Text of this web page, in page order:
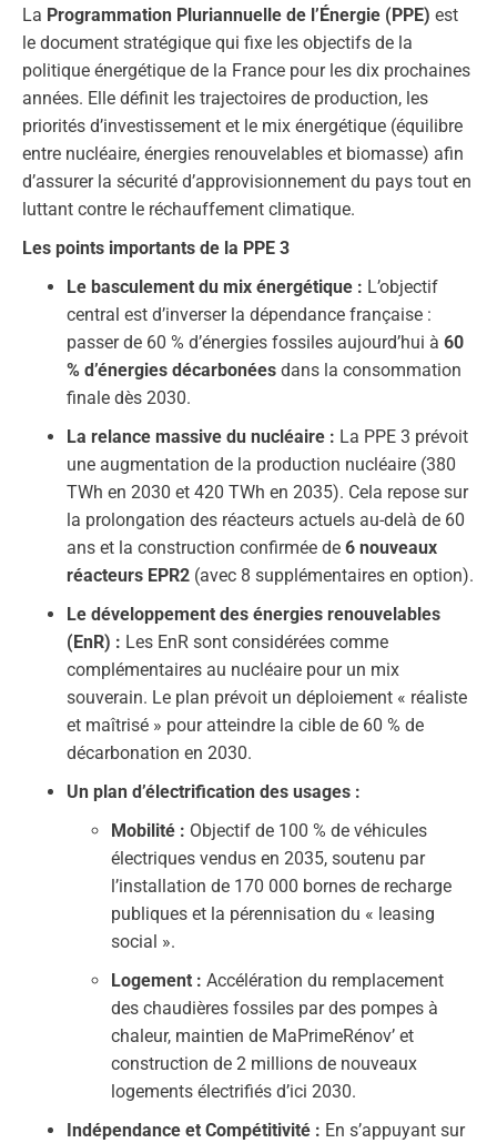
La Programmation Pluriannuelle de l’Énergie (PPE) est
le document stratégique qui fixe les objectifs de la
politique énergétique de la France pour les dix prochaines
années. Elle définit les trajectoires de production, les
priorités d’investissement et le mix énergétique (équilibre
entre nucléaire, énergies renouvelables et biomasse) afin
d’assurer la sécurité d’approvisionnement du pays tout en
luttant contre le réchauffement climatique.
Les points importants de la PPE 3
Le basculement du mix énergétique : L’objectif
central est d’inverser la dépendance française :
passer de 60 % d’énergies fossiles aujourd’hui à 60
% d’énergies décarbonées dans la consommation
finale dès 2030.
La relance massive du nucléaire : La PPE 3 prévoit
une augmentation de la production nucléaire (380
TWh en 2030 et 420 TWh en 2035). Cela repose sur
la prolongation des réacteurs actuels au-delà de 60
ans et la construction confirmée de 6 nouveaux
réacteurs EPR2 (avec 8 supplémentaires en option).
Le développement des énergies renouvelables
(EnR) : Les EnR sont considérées comme
complémentaires au nucléaire pour un mix
souverain. Le plan prévoit un déploiement « réaliste
et maîtrisé » pour atteindre la cible de 60 % de
décarbonation en 2030.
Un plan d’électrification des usages :
Mobilité : Objectif de 100 % de véhicules
électriques vendus en 2035, soutenu par
l’installation de 170 000 bornes de recharge
publiques et la pérennisation du « leasing
social ».
Logement : Accélération du remplacement
des chaudières fossiles par des pompes à
chaleur, maintien de MaPrimeRénov’ et
construction de 2 millions de nouveaux
logements électrifiés d’ici 2030.
Indépendance et Compétitivité : En s’appuyant sur